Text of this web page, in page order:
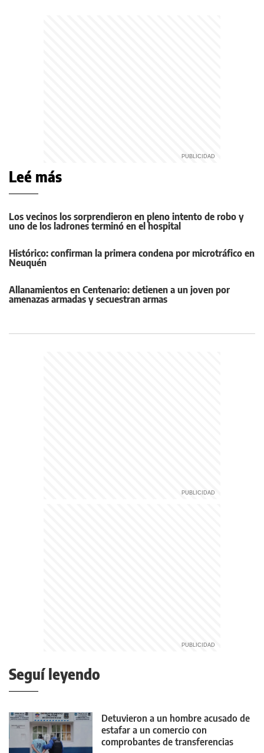
Leé más
Los vecinos los sorprendieron en pleno intento de robo y
uno de los ladrones terminó en el hospital
Histórico: confirman la primera condena por microtráfico en
Neuquén
Allanamientos en Centenario: detienen a un joven por
amenazas armadas y secuestran armas
Seguí leyendo
Detuvieron a un hombre acusado de
estafar a un comercio con
comprobantes de transferencias